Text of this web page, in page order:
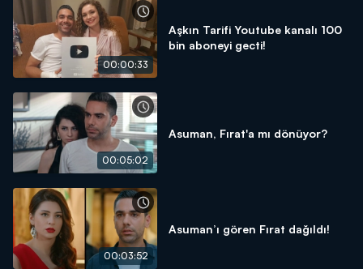
00:00:33
Aşkın Tarifi Youtube kanalı 100
bin aboneyi gecti!
00:05:02
Asuman, Fırat'a mı dönüyor?
00:03:52
Asuman’ı gören Fırat dağıldı!